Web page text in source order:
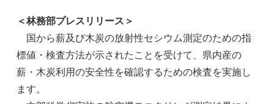
＜林務部プレスリリース＞
国から薪及び木炭の放射性セシウム測定のための指
標値・検査方法が示されたことを受けて、県内産の
薪・木炭利用の安全性を確認するための検査を実施し
ます。